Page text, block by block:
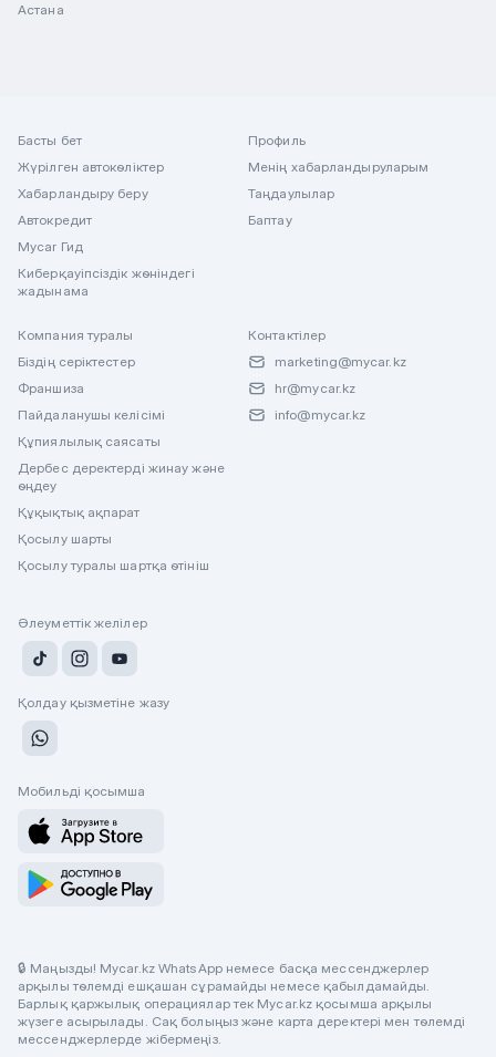
Астана
Басты бет
Жүрілген автокөліктер
Хабарландыру беру
Автокредит
Mycar Гид
Киберқауіпсіздік жөніндегі
жадынама
Профиль
Менің хабарландыруларым
Таңдаулылар
Баптау
Компания туралы
Біздің серіктестер
Франшиза
Пайдаланушы келісімі
Құпиялылық саясаты
Дербес деректерді жинау және
өңдеу
Құқықтық ақпарат
Қосылу шарты
Қосылу туралы шартқа өтініш
Контактілер
marketing@mycar.kz
hr@mycar.kz
info@mycar.kz
Әлеуметтік желілер
Қолдау қызметіне жазу
Мобильді қосымша
🔒 Маңызды! Mycar.kz WhatsApp немесе басқа мессенджерлер
арқылы төлемді ешқашан сұрамайды немесе қабылдамайды.
Барлық қаржылық операциялар тек Mycar.kz қосымша арқылы
жүзеге асырылады. Сақ болыңыз және карта деректері мен төлемді
мессенджерлерде жібермеңіз.